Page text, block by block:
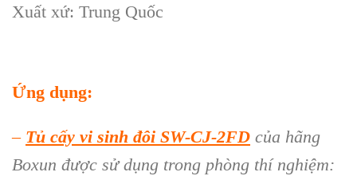
Xuất xứ: Trung Quốc
Ứng dụng:
– Tủ cấy vi sinh đôi SW-CJ-2FD của hãng
Boxun được sử dụng trong phòng thí nghiệm: